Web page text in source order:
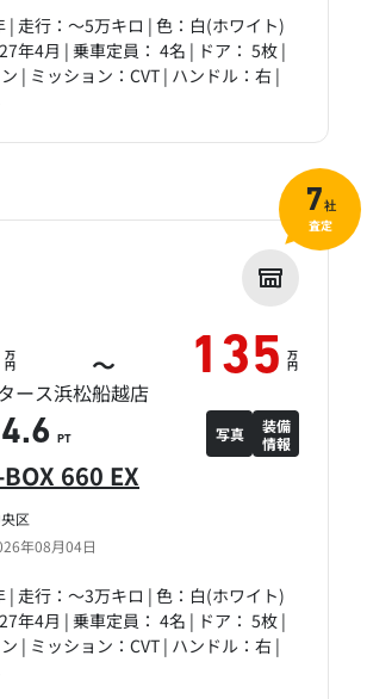
| 走行：～5万キロ | 色：白(ホワイト)
年4月 | 乗車定員： 4名 | ドア： 5枚 |
| ミッション：CVT | ハンドル：右 |
区
年08月04日
660 EX
| 走行：～3万キロ | 色：白(ホワイト)
年4月 | 乗車定員： 4名 | ドア： 5枚 |
| ミッション：CVT | ハンドル：右 |
万
円 ～ 135 万
円
ース浜松船越店
4.6 PT 写真
装備
情報
7社
査定